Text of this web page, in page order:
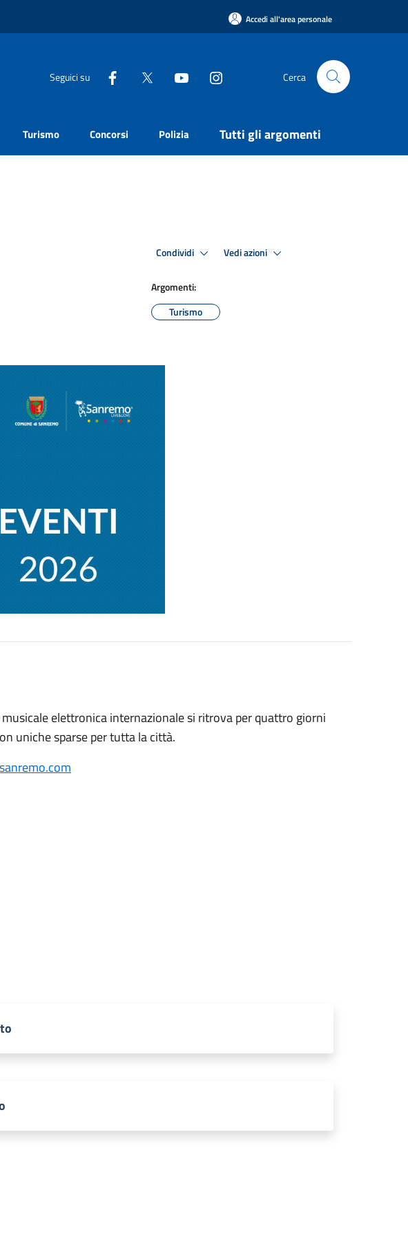
Accedi all'area personale
Seguici su Cerca
Turismo Concorsi Polizia Tutti gli argomenti
Condividi Vedi azioni
Argomenti:
Turismo
musicale elettronica internazionale si ritrova per quattro giorni
uniche sparse per tutta la città.